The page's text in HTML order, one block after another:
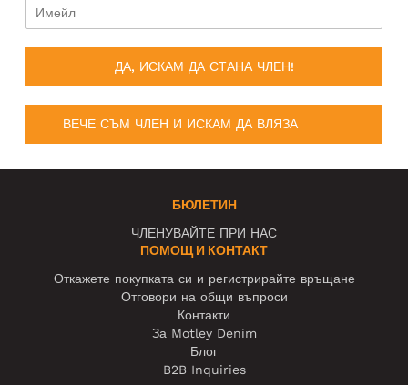
ДА, ИСКАМ ДА СТАНА ЧЛЕН!
ВЕЧЕ СЪМ ЧЛЕН И ИСКАМ ДА ВЛЯЗА
БЮЛЕТИН
ЧЛЕНУВАЙТЕ ПРИ НАС
ПОМОЩ И КОНТАКТ
Откажете покупката си и регистрирайте връщане
Отговори на общи въпроси
Контакти
За Motley Denim
Блог
B2B Inquiries